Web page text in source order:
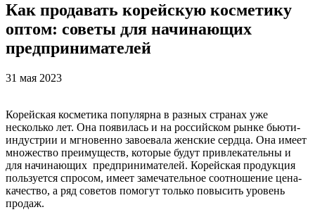
Как продавать корейскую косметику
оптом: советы для начинающих
предпринимателей
31 мая 2023
Корейская косметика популярна в разных странах уже
несколько лет. Она появилась и на российском рынке бьюти-
индустрии и мгновенно завоевала женские сердца. Она имеет
множество преимуществ, которые будут привлекательны и
для начинающих предпринимателей. Корейская продукция
пользуется спросом, имеет замечательное соотношение цена-
качество, а ряд советов помогут только повысить уровень
продаж.